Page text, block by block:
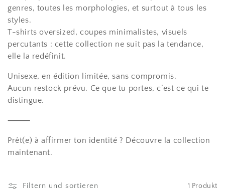
i
e
:
genres, toutes les morphologies, et surtout à tous les
styles.
T-shirts oversized, coupes minimalistes, visuels
percutants : cette collection ne suit pas la tendance,
elle la redéfinit.
Unisexe, en édition limitée, sans compromis.
Aucun restock prévu. Ce que tu portes, c’est ce qui te
distingue.
⸻
Prêt(e) à affirmer ton identité ? Découvre la collection
maintenant.
Filtern und sortieren 1 Produkt